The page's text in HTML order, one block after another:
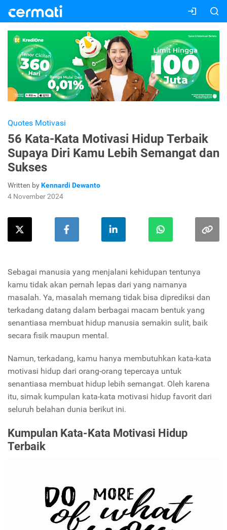
Quotes Motivasi
56 Kata-Kata Motivasi Hidup Terbaik
Supaya Diri Kamu Lebih Semangat dan
Sukses
Written byKennardi Dewanto
4 November 2024
Sebagai manusia yang menjalani kehidupan tentunya
kamu tidak akan pernah lepas dari yang namanya
masalah. Ya, masalah memang tidak bisa diprediksi dan
terkadang datang dalam berbagai macam bentuk yang
senantiasa membuat hidup manusia semakin sulit, baik
secara fisik maupun mental.
Namun, terkadang, kamu hanya membutuhkan kata-kata
motivasi hidup dari orang-orang tepercaya untuk
senantiasa membuat hidup lebih semangat. Oleh karena
itu, simak kumpulan kata-kata motivasi hidup favorit dari
seluruh belahan dunia berikut ini.
Kumpulan Kata-Kata Motivasi Hidup
Terbaik